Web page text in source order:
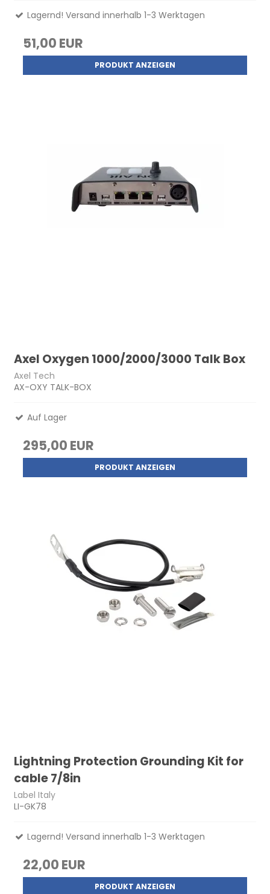
Lagernd! Versand innerhalb 1-3 Werktagen
51,00 EUR
PRODUKT ANZEIGEN
Axel Oxygen 1000/2000/3000 Talk Box
Axel Tech
AX-OXY TALK-BOX
Auf Lager
295,00 EUR
PRODUKT ANZEIGEN
Lightning Protection Grounding Kit for
cable 7/8in
Label Italy
LI-GK78
Lagernd! Versand innerhalb 1-3 Werktagen
22,00 EUR
PRODUKT ANZEIGEN